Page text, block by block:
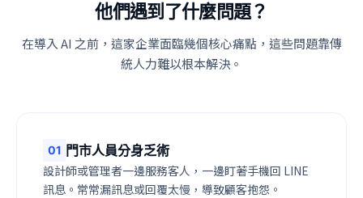
他們遇到了什麼問題？
在導入 AI 之前，這家企業面臨幾個核心痛點，這些問題靠傳
統人力難以根本解決。
01 門市人員分身乏術
設計師或管理者一邊服務客人，一邊盯著手機回 LINE
訊息。常常漏訊息或回覆太慢，導致顧客抱怨。